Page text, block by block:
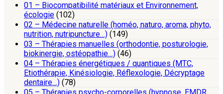
01 – Biocompatibilité matériaux et Environnement,
écologie (102)
02 – Médecine naturelle (homéo, naturo, aroma, phyto,
nutrition, nutripuncture…) (149)
03 – Thérapies manuelles (orthodontie, posturologie,
biokinergie, ostéopathie…) (46)
04 – Thérapies énergétiques / quantiques (MTC,
Etiothérapie, Kinésiologie, Réflexologie, Décryptage
dentaire…) (78)